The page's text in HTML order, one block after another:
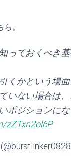
。
っておくべき基
くかという場
いない場合は
ポジションに
zZTxn2ol6P